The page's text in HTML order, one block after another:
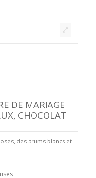
DE MARIAGE
CHOCOLAT
des arums blancs et